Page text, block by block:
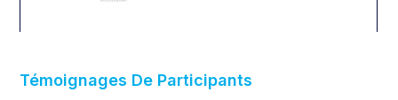
Témoignages De Participants